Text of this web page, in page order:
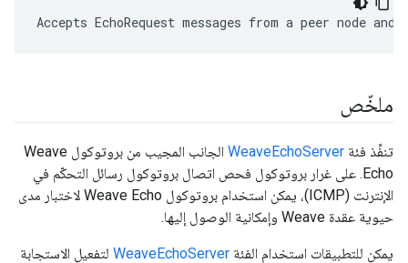
Accepts EchoRequest messages from a peer node and
ملخّص
تنفِّذ فئة WeaveEchoServer
الجانب المجيب من بروتوكول Weave
Echo. على غرار بروتوكول فحص اتصال بروتوكول رسائل التحكّم في
الإنترنت (ICMP)، يمكن استخدام بروتوكول Weave Echo لاختبار مدى
حيوية عقدة Weave وإمكانية الوصول إليها.
يمكن للتطبيقات استخدام الفئة WeaveEchoServer لتفعيل الاستجابة